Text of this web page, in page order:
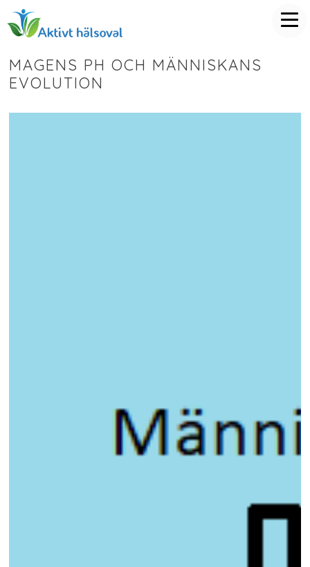
MAGENS PH OCH MÄNNISKANS
EVOLUTION